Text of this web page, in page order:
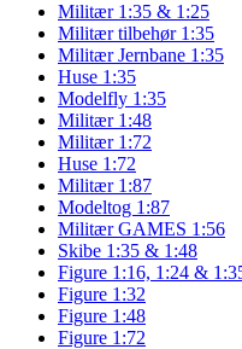
Militær 1:35 & 1:25
Militær tilbehør 1:35
Militær Jernbane 1:35
Huse 1:35
Modelfly 1:35
Militær 1:48
Militær 1:72
Huse 1:72
Militær 1:87
Modeltog 1:87
Militær GAMES 1:56
Skibe 1:35 & 1:48
Figure 1:16, 1:24 &
Figure 1:32
Figure 1:48
Figure 1:72